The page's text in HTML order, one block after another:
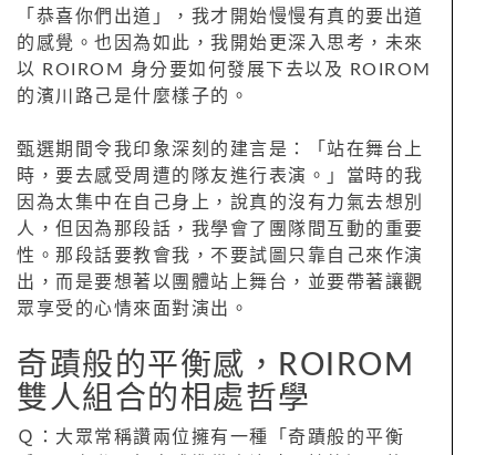
「恭喜你們出道」，我才開始慢慢有真的要出道
的感覺。也因為如此，我開始更深入思考，未來
以 ROIROM 身分要如何發展下去以及 ROIROM
的濱川路己是什麼樣子的。
甄選期間令我印象深刻的建言是：「站在舞台上
時，要去感受周遭的隊友進行表演。」當時的我
因為太集中在自己身上，說真的沒有力氣去想別
人，但因為那段話，我學會了團隊間互動的重要
性。那段話要教會我，不要試圖只靠自己來作演
出，而是要想著以團體站上舞台，並要帶著讓觀
眾享受的心情來面對演出。
奇蹟般的平衡感，ROIROM
雙人組合的相處哲學
Ｑ：大眾常稱讚兩位擁有一種「奇蹟般的平衡